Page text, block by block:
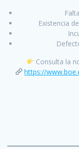
Existencia
Consulta la
https://